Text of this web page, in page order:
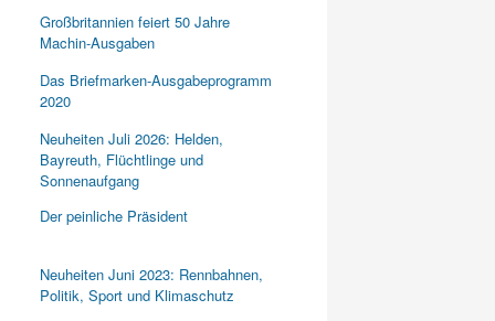
Großbritannien feiert 50 Jahre
Machin-Ausgaben
Das Briefmarken-Ausgabeprogramm
2020
Neuheiten Juli 2026: Helden,
Bayreuth, Flüchtlinge und
Sonnenaufgang
Der peinliche Präsident
Neuheiten Juni 2023: Rennbahnen,
Politik, Sport und Klimaschutz